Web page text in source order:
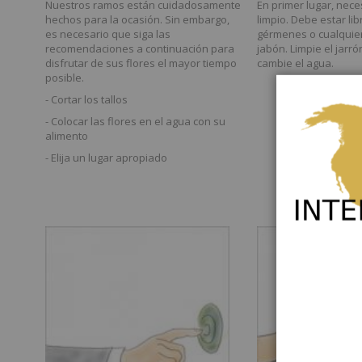
Nuestros ramos están cuidadosamente
hechos para la ocasión. Sin embargo,
es necesario que siga las
recomendaciones a continuación para
disfrutar de sus flores el mayor tiempo
posible.
- Cortar los tallos
- Colocar las flores en el agua con su
alimento
- Elija un lugar apropiado
En primer lugar,
limpio. Debe estar
gérmenes o
jabón. Limpie el
cambie el agua.